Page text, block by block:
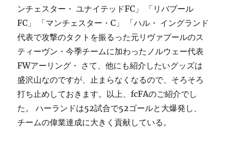
ンチェスター・ ユナイテッドFC」 「リバプール
FC」 「マンチェスター・C」 「ハル・ イングランド
代表で攻撃のタクトを振るった元リヴァプールのス
ティーヴン・今季チームに加わったノルウェー代表
FWアーリング・ さて、他にも紹介したいグッズは
盛沢山なのですが、止まらなくなるので、そろそろ
打ち止めしておきます。以上、fcFAのご紹介でし
た。 ハーランドは52試合で52ゴールと大爆発し、
チームの偉業達成に大きく貢献している。